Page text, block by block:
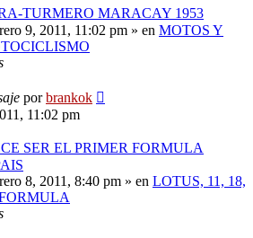
TURMERO MARACAY 1953
9, 2011, 11:02 pm » en MOTOS Y
porbrankok
11:02 pm
SER EL PRIMER FORMULA
8, 2011, 8:40 pm » en LOTUS, 11, 18,